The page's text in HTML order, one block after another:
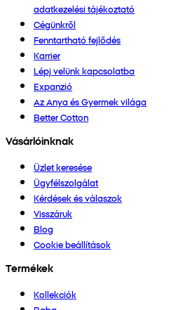
adatkezelési tájékoztató
Cégünkről
Fenntartható fejlődés
Karrier
Lépj velünk kapcsolatba
Expanzió
Az Anya és Gyermek világa
Better Cotton
Vásárlóinknak
Üzlet keresése
Ügyfélszolgálat
Kérdések és válaszok
Visszáruk
Blog
Cookie beállítások
Termékek
Kollekciók